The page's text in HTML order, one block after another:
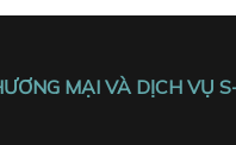
MẠI VÀ DỊCH VỤ